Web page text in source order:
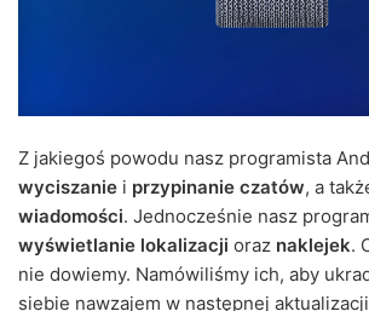
Z jakiegoś powodu nasz programista
wyciszanie i przypinanie czatów, a
wiadomości. Jednocześnie nasz
wyświetlanie lokalizacji oraz naklejek.
nie dowiemy. Namówiliśmy ich, aby
siebie nawzajem w następnej